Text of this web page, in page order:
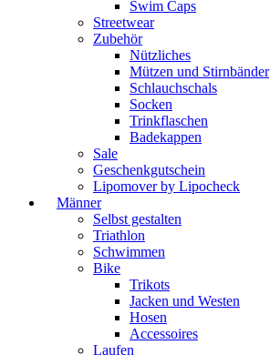
Swim Caps
Streetwear
Zubehör
Nützliches
Mützen und Stirnbänder
Schlauchschals
Socken
Trinkflaschen
Badekappen
Sale
Geschenkgutschein
Lipomover by Lipocheck
Männer
Selbst gestalten
Triathlon
Schwimmen
Bike
Trikots
Jacken und Westen
Hosen
Accessoires
Laufen